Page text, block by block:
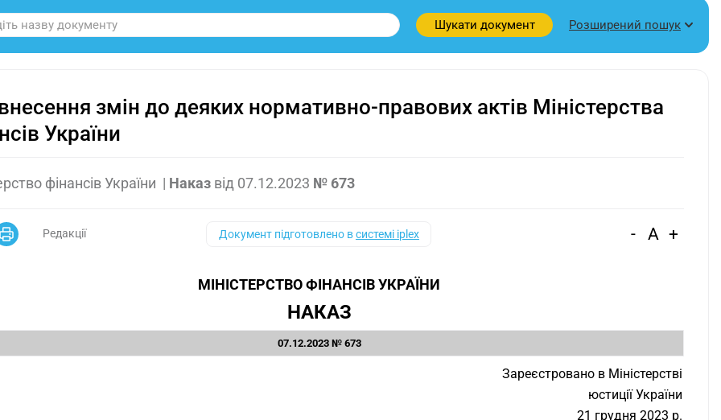
Шукати документ Розширений пошук
змін до деяких нормативно-правових актів Міністерства
України
фінансів України | Наказ від 07.12.2023 № 673
Редакції Документ підготовлено всистемі iplex - A +
МІНІСТЕРСТВО ФІНАНСІВ УКРАЇНИ
НАКАЗ
07.12.2023 № 673
Зареєстровано в Міністерстві
юстиції України
21 грудня 2023 р.